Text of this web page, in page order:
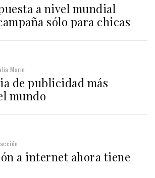
a nivel mundial
sólo para chicas
Marin
de publicidad más
mundo
a internet ahora tiene